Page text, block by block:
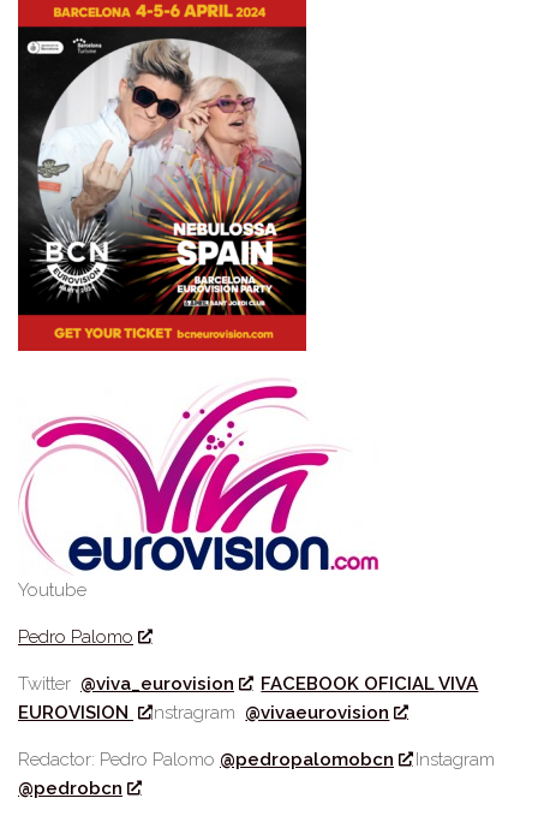
Youtube
Pedro Palomo
Twitter @viva_eurovision
FACEBOOK OFICIAL VIVA
EUROVISION
Instragram @vivaeurovision
Redactor: Pedro Palomo @pedropalomobcn
Instagram
@pedrobcn